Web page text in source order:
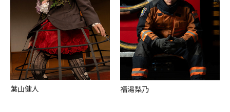
葉⼭健⼈ 福湯梨乃